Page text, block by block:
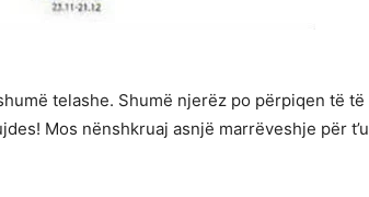
telashe. Shumë njerëz po përpiqen të të
Mos nënshkruaj asnjë marrëveshje për t’u